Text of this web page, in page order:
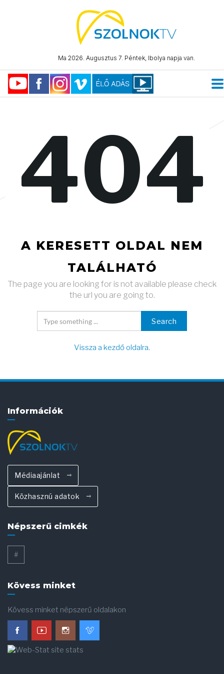
Ma 2026. Augusztus 7. Péntek, Ibolya napja van.
404
A KERESETT OLDAL NEM
TALÁLHATÓ
The page you are looking for is not available please check
the url you are going to.
Search
Vissza a kezdő oldalra.
Információk
Médiaajánlat
Közhasznú adatok
Népszerű cimkék
#
Kövess minket
Kövess minket népszerű oldalakon